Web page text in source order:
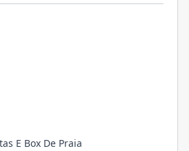
E Box De Praia